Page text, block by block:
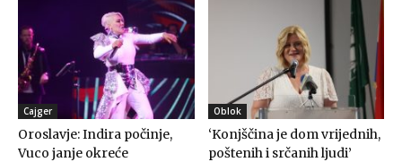
Cajger
Oroslavje: Indira počinje,
Vuco janje okreće
Oblok
‘Konjščina je dom vrijednih,
poštenih i srčanih ljudi’